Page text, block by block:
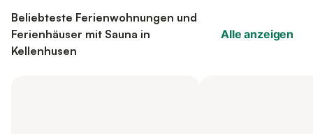
Beliebteste Ferienwohnungen und
Ferienhäuser mit Sauna in
Kellenhusen
Alle anzeigen